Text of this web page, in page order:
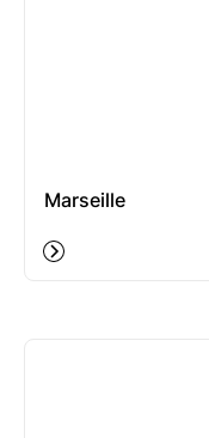
Marseille